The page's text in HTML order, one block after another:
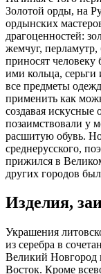
Золотой орды, на
ордынских
драгоценностей:
жемчуг, перламутр,
приносят
ими кольца,
все предметы
применить как
создавая
позаимствовали у
расшитую обувь.
среднерусского,
прижился в
других городов
Изделия,
Украшения
из серебра в
Великий Новгород
Восток. Кроме